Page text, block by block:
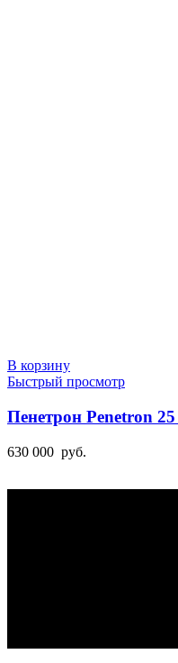
В корзину
Быстрый просмотр
Пенетрон Penetron
630 000 руб.